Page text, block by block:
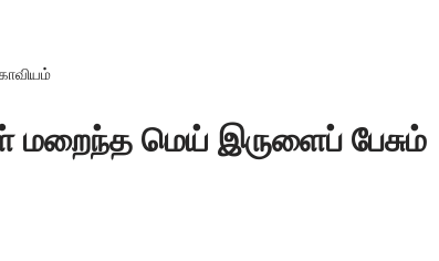
மறைந்த மெய் இருளைப் பேசும்